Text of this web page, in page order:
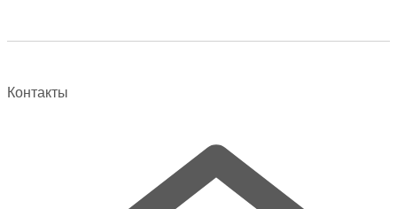
Контакты